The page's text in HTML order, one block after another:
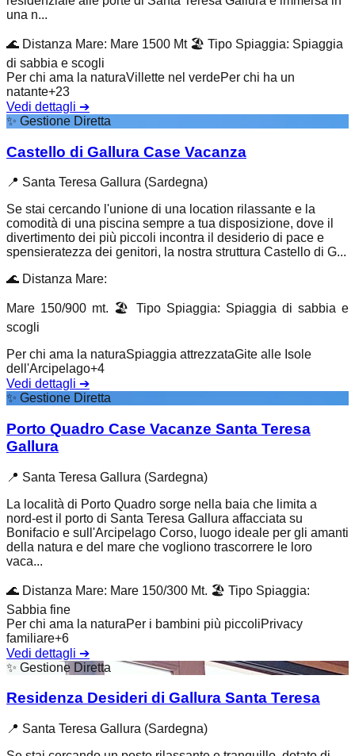
una n...
🌊 Distanza Mare: Mare 1500 Mt 🏖️ Tipo Spiaggia: Spiaggia
di sabbia e scogli
Per chi ama la naturaVillette nel verdePer chi ha un
natante+23
Vedi dettagli ➔
✨ Gestione Diretta
Castello di Gallura Case Vacanza
📍 Santa Teresa Gallura (Sardegna)
Se stai cercando l'unione di una location rilassante e la
comodità di una piscina sempre a tua disposizione, dove il
divertimento dei più piccoli incontra il desiderio di pace e
spensieratezza dei genitori, la nostra struttura Castello di G...
🌊 Distanza Mare:
Mare 150/900 mt. 🏖️ Tipo Spiaggia: Spiaggia di sabbia e
scogli
Per chi ama la naturaSpiaggia attrezzataGite alle Isole
dell'Arcipelago+4
Vedi dettagli ➔
✨ Gestione Diretta
Porto Quadro Case Vacanze Santa Teresa
Gallura
📍 Santa Teresa Gallura (Sardegna)
La località di Porto Quadro sorge nella baia che limita a
nord-est il porto di Santa Teresa Gallura affacciata su
Bonifacio e sull'Arcipelago Corso, luogo ideale per gli amanti
della natura e del mare che vogliono trascorrere le loro
vaca...
🌊 Distanza Mare: Mare 150/300 Mt. 🏖️ Tipo Spiaggia:
Sabbia fine
Per chi ama la naturaPer i bambini più piccoliPrivacy
familiare+6
Vedi dettagli ➔
✨ Gestione Diretta
Residenza Desideri di Gallura Santa Teresa
📍 Santa Teresa Gallura (Sardegna)